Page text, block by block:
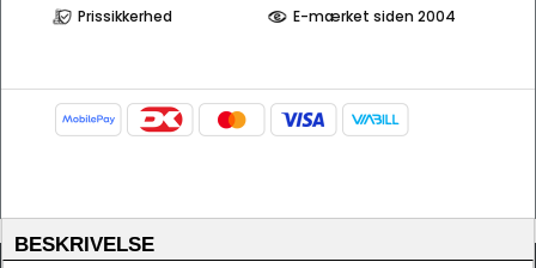
Prissikkerhed
E-mærket siden 2004
BESKRIVELSE